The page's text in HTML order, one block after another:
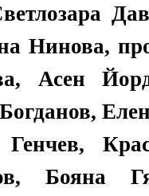
Нинова,
Асен
Бояна